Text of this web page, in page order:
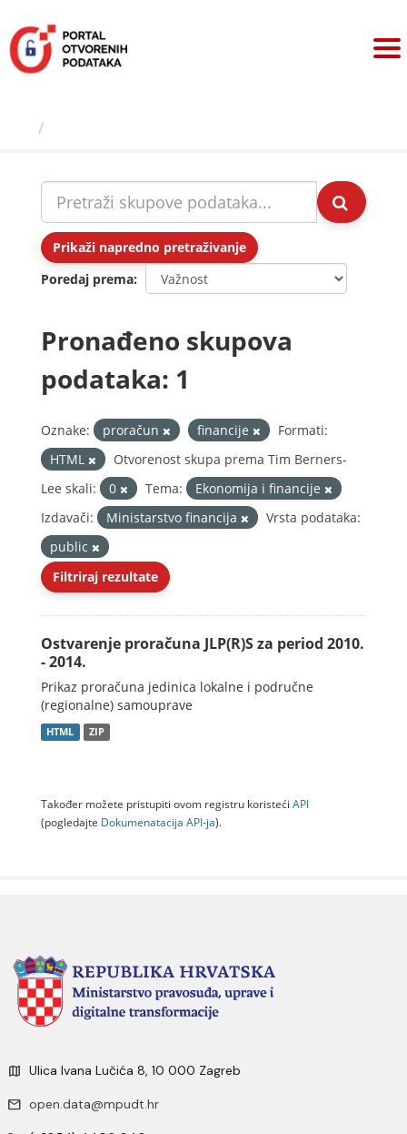
sadržaj
Prikaži napredno pretraživanje
Poredaj prema
Pronađeno skupova
podataka: 1
Oznake: proračun financije
Formati:
HTML
Otvorenost skupa prema Tim Berners-
Lee skali:
0 Tema:
Ekonomija i financije
Izdavači:
Ministarstvo financija
Vrsta podataka:
public
Filtriraj rezultate
Ostvarenje proračuna JLP(R)S za period 2010.
- 2014.
Prikaz proračuna jedinica lokalne i područne
(regionalne) samouprave
HTML ZIP
Također možete pristupiti ovom registru koristeći API
(pogledajte Dokumenаtаcijа API-jа).